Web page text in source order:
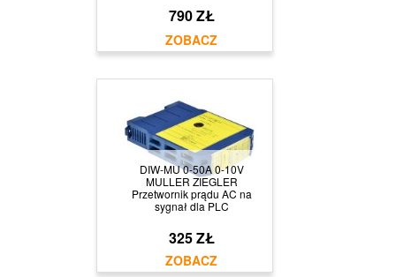
790 ZŁ
DIW-MU 0-50A 0-10V
MULLER ZIEGLER
Przetwornik prądu AC na
sygnał dla PLC
325 ZŁ